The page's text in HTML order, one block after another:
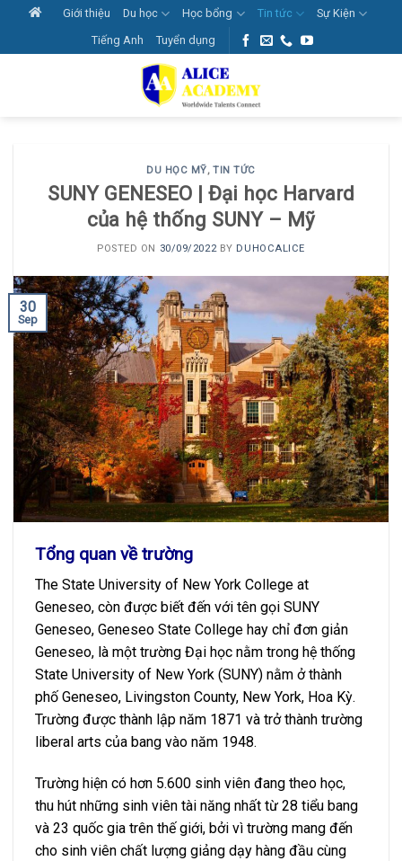
content
Giới thiệu Du học Học bổng Tin tức
Sự Kiện
Tiếng Anh
Tuyển dụng
DU HỌC MỸ,TIN TỨC
SUNY GENESEO | Đại học Harvard
của hệ thống SUNY – Mỹ
POSTED ON 30/09/2022BY DUHOCALICE
30
Sep
Tổng quan về trường
The State University of New York College at
Geneseo, còn được biết đến với tên gọi SUNY
Geneseo, Geneseo State College hay chỉ đơn giản
Geneseo, là một trường Đại học nằm trong hệ thống
State University of New York (SUNY) nằm ở thành
phố Geneseo, Livingston County, New York, Hoa Kỳ.
Trường được thành lập năm 1871 và trở thành trường
liberal arts của bang vào năm 1948.
Trường hiện có hơn 5.600 sinh viên đang theo học,
thu hút những sinh viên tài năng nhất từ 28 tiểu bang
và 23 quốc gia trên thế giới, bởi vì trường mang đến
cho sinh viên chất lượng giảng dạy hàng đầu cùng